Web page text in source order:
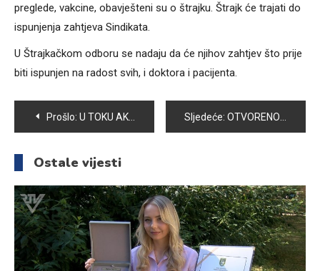
preglede, vakcine, obavješteni su o štrajku. Štrajk će trajati do
ispunjenja zahtjeva Sindikata.
U Štrajkačkom odboru se nadaju da će njihov zahtjev što prije
biti ispunjen na radost svih, i doktora i pacijenta.
Navigacija
članaka
Prošlo: U TOKU AKCIJA „NAŠA VOGOŠĆA, NAŠ UNIS, NAŠ STADION“ Sljedeće: OTVORENO SPORTSKO IGRALIŠTE KOD OŠ “IZET ŠABIĆ” U HOTONJU
Ostale vijesti